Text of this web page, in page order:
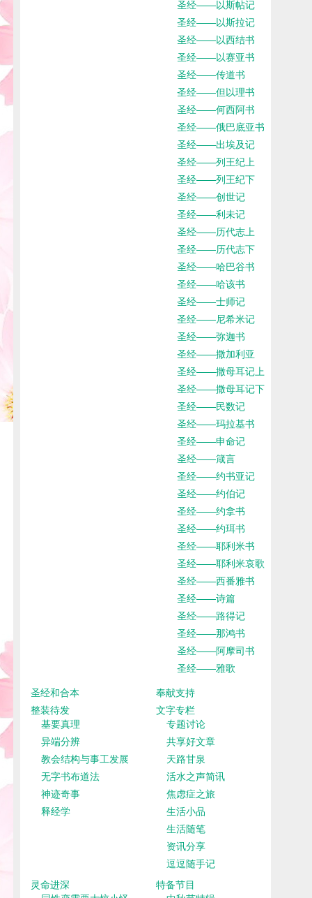
圣经——以斯帖记
圣经——以斯拉记
圣经——以西结书
圣经——以赛亚书
圣经——传道书
圣经——但以理书
圣经——何西阿书
圣经——俄巴底亚书
圣经——出埃及记
圣经——列王纪上
圣经——列王纪下
圣经——创世记
圣经——利未记
圣经——历代志上
圣经——历代志下
圣经——哈巴谷书
圣经——哈该书
圣经——士师记
圣经——尼希米记
圣经——弥迦书
圣经——撒加利亚
圣经——撒母耳记上
圣经——撒母耳记下
圣经——民数记
圣经——玛拉基书
圣经——申命记
圣经——箴言
圣经——约书亚记
圣经——约伯记
圣经——约拿书
圣经——约珥书
圣经——耶利米书
圣经——耶利米哀歌
圣经——西番雅书
圣经——诗篇
圣经——路得记
圣经——那鸿书
圣经——阿摩司书
圣经——雅歌
圣经和合本
奉献支持
整装待发
基要真理
异端分辨
教会结构与事工发展
无字书布道法
神迹奇事
释经学
文字专栏
专题讨论
共享好文章
天路甘泉
活水之声简讯
焦虑症之旅
生活小品
生活随笔
资讯分享
逗逗随手记
灵命进深
特备节目